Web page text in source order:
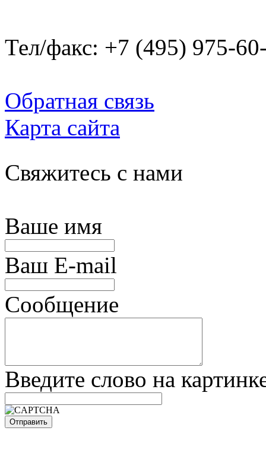
Тел/факс: +7 (495) 975-
Обратная связь
Карта сайта
Свяжитесь с нами
Ваше имя
Ваш E-mail
Сообщение
Введите слово на